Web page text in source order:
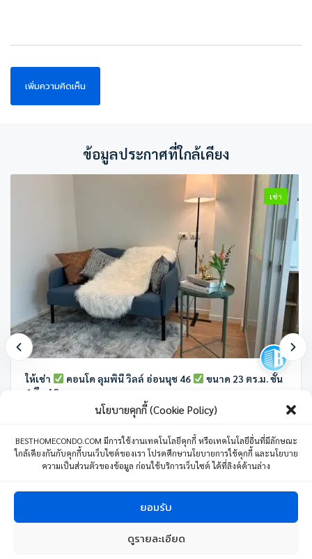
นโยบายคุกกี้ (Cookie Policy)
BESTHOMECONDO.COM มีการใช้งานเทคโนโลยีคุกกี้ หรือเทคโนโลยีอื่นที่มีลักษณะ
ใกล้เคียงกันกับคุกกี้บนเว็บไซต์ของเรา โปรดศึกษานโยบายการใช้คุกกี้ และนโยบาย
ความเป็นส่วนตัวของข้อมูล ก่อนใช้บริการเว็บไซต์ ได้ที่ลิงค์ด้านล่าง
ยอมรับ
ดูรายละเอียด
ข้อมูลประกาศที่ใกล้เคียง
เช่า
ให้เช่า คอนโด ลุมพินี วิลล์ อ่อนนุช 46
ขนาด 23 ตร.ม. ชั้น
6 ตึก A2
ลุมพินี วิลล์ อ่อนนุช 46 ซอย อ่อนนุช 46 แขวงสวนหลวง เขตสวนหลวง
1 ห้องนอน 1 ห้องน้ำ 1 ที่จอดรถ 23 ตร.ม.